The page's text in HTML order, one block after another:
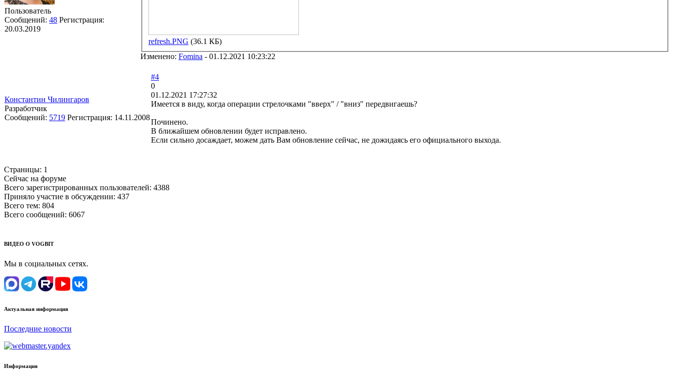
Пользователь
Сообщений: 48 Регистрация:
20.03.2019
refresh.PNG (36.1 КБ)
Изменено: Fomina - 01.12.2021 10:23:22
Константин Чилингаров
Разработчик
Сообщений: 5719 Регистрация: 14.11.2008
#4
0
01.12.2021 17:27:32
Имеется в виду, когда операции стрелочками "вверх" / "вниз" передвигаешь?
Починено.
В ближайшем обновлении будет исправлено.
Если сильно досаждает, можем дать Вам обновление сейчас, не дожидаясь его официального выхода.
Страницы: 1
Сейчас на форуме
Всего зарегистрированных пользователей: 4388
Приняло участие в обсуждении: 437
Всего тем: 804
Всего сообщений: 6067
ВИДЕО О VOGBIT
Мы в социальных сетях.
Актуальная информация
Последние новости
Информация